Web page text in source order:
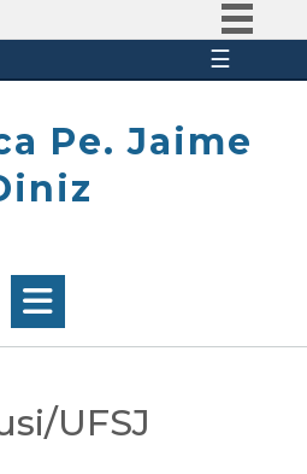
Participe
☰
Pe. Jaime
UFSJ